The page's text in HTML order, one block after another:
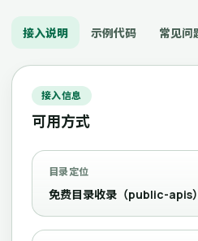
接入说明 示例代码 常见问
接入信息
可用方式
目录定位
免费目录收录（public-apis）